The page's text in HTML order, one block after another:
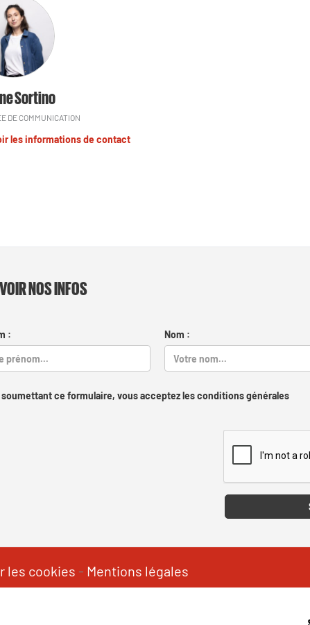
Sortino
DE COMMUNICATION
les informations de contact
NOS INFOS
: Nom :
soumettant ce formulaire, vous acceptez les conditions générales
les cookies - Mentions légales